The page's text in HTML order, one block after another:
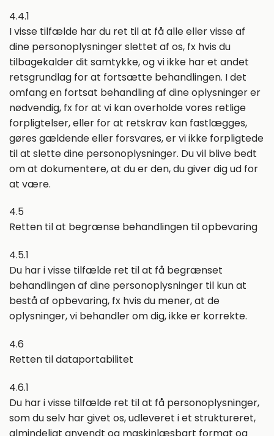
4.4.1
I visse tilfælde har du ret til at få alle eller visse af
dine personoplysninger slettet af os, fx hvis du
tilbagekalder dit samtykke, og vi ikke har et andet
retsgrundlag for at fortsætte behandlingen. I det
omfang en fortsat behandling af dine oplysninger er
nødvendig, fx for at vi kan overholde vores retlige
forpligtelser, eller for at retskrav kan fastlægges,
gøres gældende eller forsvares, er vi ikke forpligtede
til at slette dine personoplysninger. Du vil blive bedt
om at dokumentere, at du er den, du giver dig ud for
at være.
4.5
Retten til at begrænse behandlingen til opbevaring
4.5.1
Du har i visse tilfælde ret til at få begrænset
behandlingen af dine personoplysninger til kun at
bestå af opbevaring, fx hvis du mener, at de
oplysninger, vi behandler om dig, ikke er korrekte.
4.6
Retten til dataportabilitet
4.6.1
Du har i visse tilfælde ret til at få personoplysninger,
som du selv har givet os, udleveret i et struktureret,
almindeligt anvendt og maskinlæsbart format og